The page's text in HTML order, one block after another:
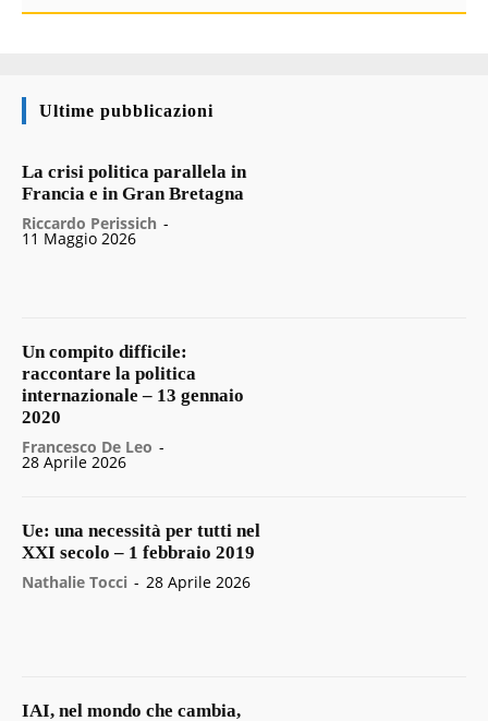
Ultime pubblicazioni
La crisi politica parallela in
Francia e in Gran Bretagna
Riccardo Perissich -
11 Maggio 2026
Un compito difficile:
raccontare la politica
internazionale – 13 gennaio
2020
Francesco De Leo -
28 Aprile 2026
Ue: una necessità per tutti nel
XXI secolo – 1 febbraio 2019
Nathalie Tocci - 28 Aprile 2026
IAI, nel mondo che cambia,